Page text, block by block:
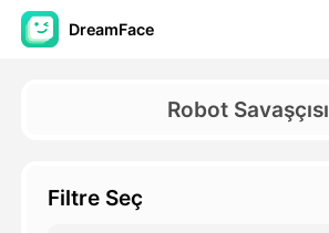
DreamFace
Yapay Zeka Araçları
AI Video
Robot Savaşçısı
Filtre Seç